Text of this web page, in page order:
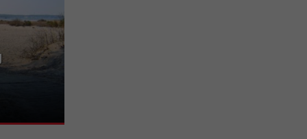
belle
agréable